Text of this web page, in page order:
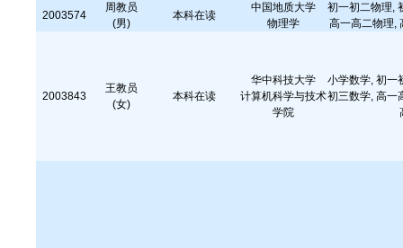
2003574
周教员
(男)
本科在读
中国地质大学
物理学
初一初二物理,
高一高二物理,
2003843
王教员
(女)
本科在读
华中科技大学
计算机科学与技术
学院
小学数学, 初一
初三数学, 高一